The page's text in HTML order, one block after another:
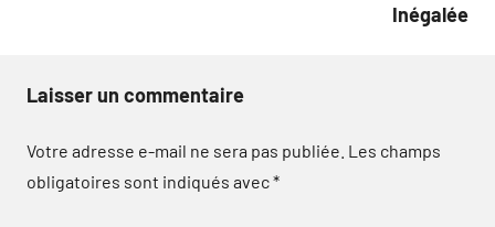
Inégalée
Laisser un commentaire
Votre adresse e-mail ne sera pas publiée. Les champs
obligatoires sont indiqués avec*